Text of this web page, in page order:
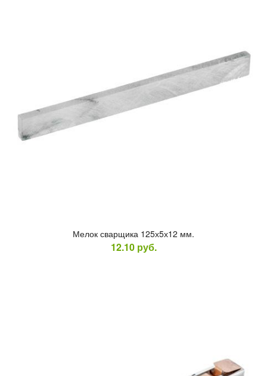
Ме­лок свар­щи­ка 125х5х12 мм.
12.10 руб.